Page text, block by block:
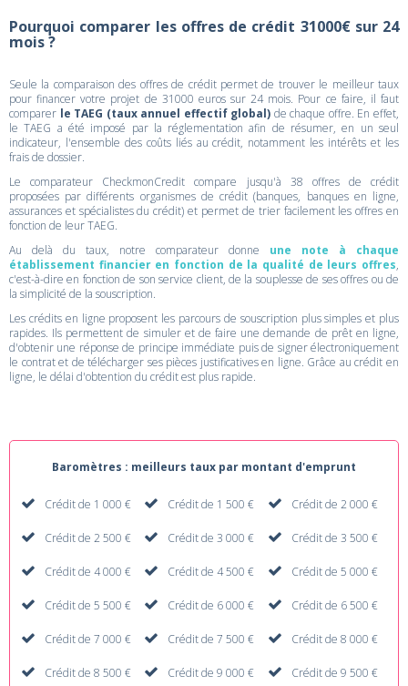
Pourquoi comparer les offres de crédit 31000€ sur 24
mois ?
Seule la comparaison des offres de crédit permet de trouver le meilleur taux
pour financer votre projet de 31000 euros sur 24 mois. Pour ce faire, il faut
comparer le TAEG (taux annuel effectif global) de chaque offre. En effet,
le TAEG a été imposé par la réglementation afin de résumer, en un seul
indicateur, l'ensemble des coûts liés au crédit, notamment les intérêts et les
frais de dossier.
Le comparateur CheckmonCredit compare jusqu'à 38 offres de crédit
proposées par différents organismes de crédit (banques, banques en ligne,
assurances et spécialistes du crédit) et permet de trier facilement les offres en
fonction de leur TAEG.
Au delà du taux, notre comparateur donne une note à chaque
établissement financier en fonction de la qualité de leurs offres,
c'est-à-dire en fonction de son service client, de la souplesse de ses offres ou de
la simplicité de la souscription.
Les crédits en ligne proposent les parcours de souscription plus simples et plus
rapides. Ils permettent de simuler et de faire une demande de prêt en ligne,
d'obtenir une réponse de principe immédiate puis de signer électroniquement
le contrat et de télécharger ses pièces justificatives en ligne. Grâce au crédit en
ligne, le délai d'obtention du crédit est plus rapide.
Baromètres : meilleurs taux par montant d'emprunt
Crédit de 1 000 € Crédit de 1 500 € Crédit de 2 000 €
Crédit de 2 500 € Crédit de 3 000 € Crédit de 3 500 €
Crédit de 4 000 € Crédit de 4 500 € Crédit de 5 000 €
Crédit de 5 500 € Crédit de 6 000 € Crédit de 6 500 €
Crédit de 7 000 € Crédit de 7 500 € Crédit de 8 000 €
Crédit de 8 500 € Crédit de 9 000 € Crédit de 9 500 €